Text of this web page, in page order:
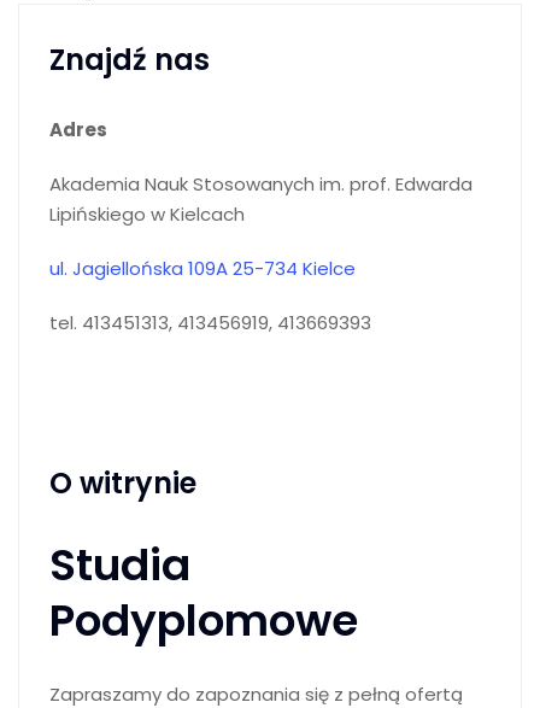
Znajdź nas
Adres
Akademia Nauk Stosowanych im. prof. Edwarda
Lipińskiego w Kielcach
ul. Jagiellońska 109A 25-734 Kielce
tel. 413451313, 413456919, 413669393
O witrynie
Studia
Podyplomowe
Zapraszamy do zapoznania się z pełną ofertą